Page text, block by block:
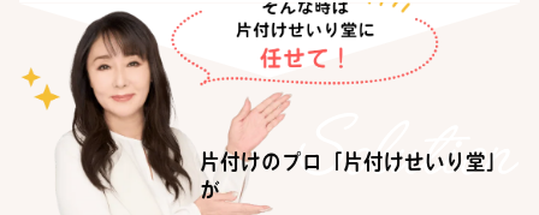
片付けのプロ「片付けせいり堂」
が